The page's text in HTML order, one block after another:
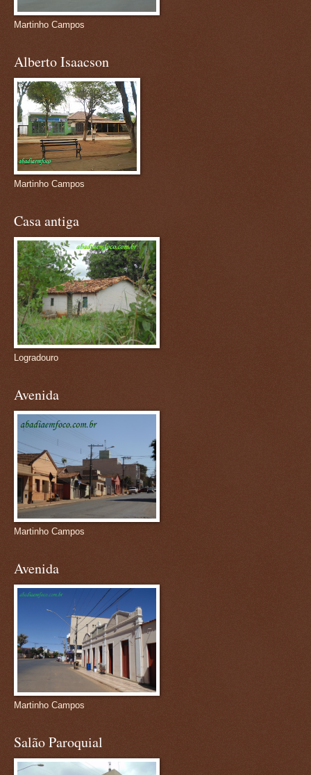
Martinho Campos
Alberto Isaacson
Martinho Campos
Casa antiga
Logradouro
Avenida
Martinho Campos
Avenida
Martinho Campos
Salão Paroquial